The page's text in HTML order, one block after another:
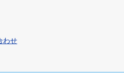
わせ